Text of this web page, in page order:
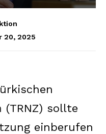
20, 2025
(TRNZ) sollte
einberufen